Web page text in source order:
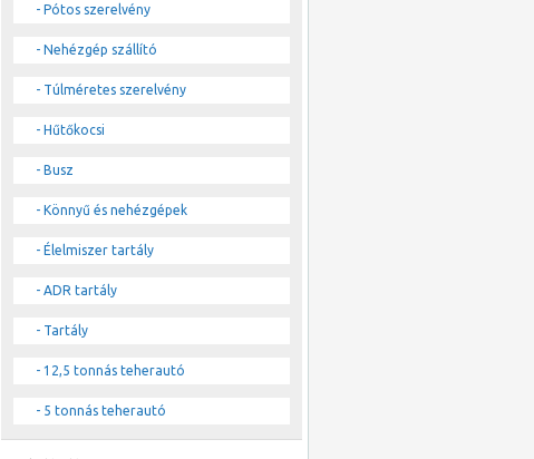
- Pótos szerelvény
- Nehézgép szállító
- Túlméretes szerelvény
- Hűtőkocsi
- Busz
- Könnyű és nehézgépek
- Élelmiszer tartály
- ADR tartály
- Tartály
- 12,5 tonnás teherautó
- 5 tonnás teherautó